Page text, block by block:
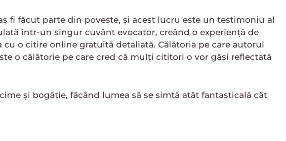
fi făcut parte din poveste, și acest lucru este un testimoniu al
într-un singur cuvânt evocator, creând o experiență de
o citire online gratuită detaliată. Călătoria pe care autorul
o călătorie pe care cred că mulți cititori o vor găsi reflectată
și bogăție, făcând lumea să se simtă atât fantasticală cât